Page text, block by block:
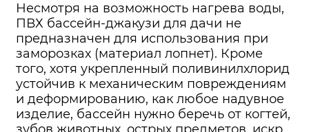
Несмотря на возможность нагрева воды,
ПВХ бассейн-джакузи для дачи не
предназначен для использования при
заморозках (материал лопнет). Кроме
того, хотя укрепленный поливинилхлорид
устойчив к механическим повреждениям
и деформированию, как любое надувное
изделие, бассейн нужно беречь от когтей,